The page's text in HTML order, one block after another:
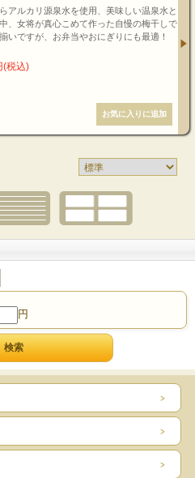
アルカリ源泉水を使用、美味しい温泉水と
、女将が真心こめて作った自慢の梅干しで
いですが、お弁当やおにぎりにも最適！
(税込)
円